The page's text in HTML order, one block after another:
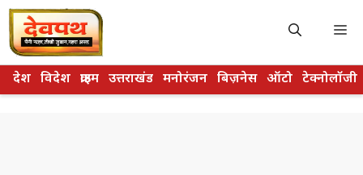
Skip
to
content
देश विदेश क्राइम उत्तराखंड मनोरंजन बिज़नेस ऑटो टेक्नोलॉजी